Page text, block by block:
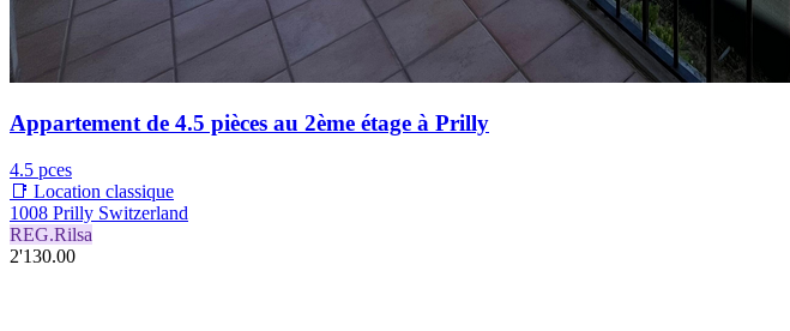
Appartement de 4.5 pièces au 2ème étage à Prilly
4.5 pces
📑 Location classique
1008 Prilly Switzerland
REG.Rilsa
2'130.00